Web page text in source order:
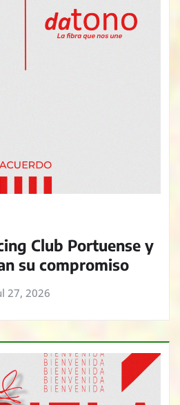
Club Portuense y
su compromiso
27, 2026